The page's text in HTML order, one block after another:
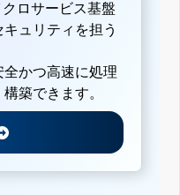
クロサービス基盤
ュリティを担う
かつ高速に処理
築できます。